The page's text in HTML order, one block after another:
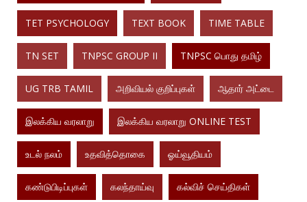
TET PSYCHOLOGY TEXT BOOK TIME TABLE
TN SET TNPSC GROUP II TNPSC பொது தமிழ்
UG TRB TAMIL அறிவியல் குறிப்புகள் ஆதார் அட்டை
இலக்கிய வரலாறு இலக்கிய வரலாறு ONLINE TEST
உடல் நலம் உதவித்தொகை ஓய்வூதியம்
கண்டுபிடிப்புகள் கலந்தாய்வு கல்விச் செய்திகள்